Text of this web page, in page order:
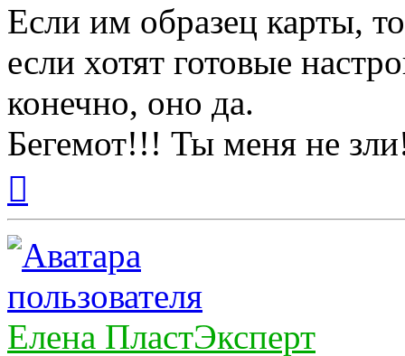
Если им образец карты,
если хотят готовые
конечно, оно да.
Бегемот!!! Ты меня не
началу
Елена ПластЭксперт